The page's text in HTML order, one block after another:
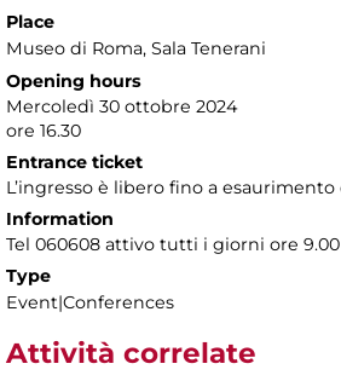
Place
Museo di Roma, Sala Tenerani
Opening hours
Mercoledì 30 ottobre 2024
ore 16.30
Entrance ticket
L’ingresso è libero fino a
Information
Tel 060608 attivo tutti i giorni ore 9.00
Type
Event|Conferences
Attività correlate